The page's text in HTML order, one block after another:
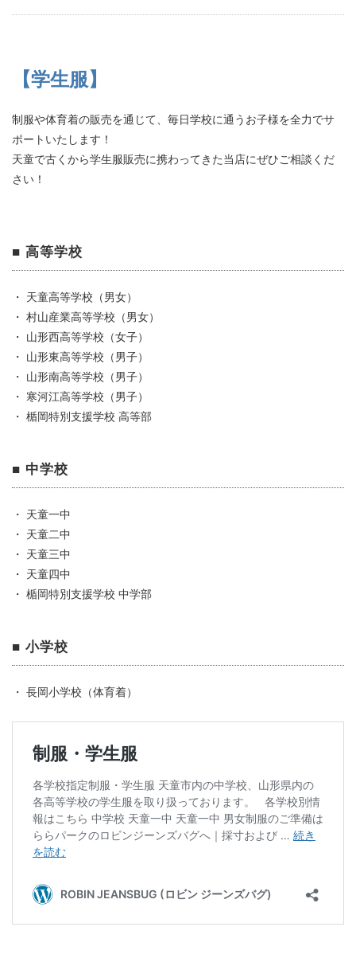
【学生服】
制服や体育着の販売を通じて、毎日学校に通うお子様を全力でサ
ポートいたします！
天童で古くから学生服販売に携わってきた当店にぜひご相談くだ
さい！
■ 高等学校
・ 天童高等学校（男女）
・ 村山産業高等学校（男女）
・ 山形西高等学校（女子）
・ 山形東高等学校（男子）
・ 山形南高等学校（男子）
・ 寒河江高等学校（男子）
・ 楯岡特別支援学校 高等部
■ 中学校
・ 天童一中
・ 天童二中
・ 天童三中
・ 天童四中
・ 楯岡特別支援学校 中学部
■ 小学校
・ 長岡小学校（体育着）